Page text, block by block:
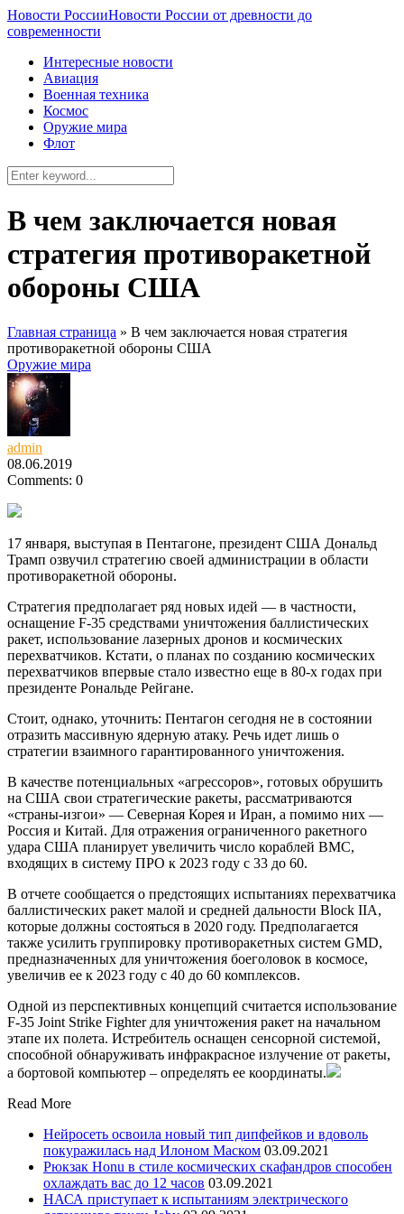
Новости РоссииНовости России от древности до
современности
Интересные новости
Авиация
Военная техника
Космос
Оружие мира
Флот
В чем заключается новая
стратегия противоракетной
обороны США
Главная страница » В чем заключается новая стратегия
противоракетной обороны США
Оружие мира
admin
08.06.2019
Comments: 0
17 января, выступая в Пентагоне, президент США Дональд
Трамп озвучил стратегию своей администрации в области
противоракетной обороны.
Стратегия предполагает ряд новых идей — в частности,
оснащение F-35 средствами уничтожения баллистических
ракет, использование лазерных дронов и космических
перехватчиков. Кстати, о планах по созданию космических
перехватчиков впервые стало известно еще в 80-х годах при
президенте Рональде Рейгане.
Стоит, однако, уточнить: Пентагон сегодня не в состоянии
отразить массивную ядерную атаку. Речь идет лишь о
стратегии взаимного гарантированного уничтожения.
В качестве потенциальных «агрессоров», готовых обрушить
на США свои стратегические ракеты, рассматриваются
«страны-изгои» — Северная Корея и Иран, а помимо них —
Россия и Китай. Для отражения ограниченного ракетного
удара США планирует увеличить число кораблей ВМС,
входящих в систему ПРО к 2023 году с 33 до 60.
В отчете сообщается о предстоящих испытаниях перехватчика
баллистических ракет малой и средней дальности Block IIA,
которые должны состояться в 2020 году. Предполагается
также усилить группировку противоракетных систем GMD,
предназначенных для уничтожения боеголовок в космосе,
увеличив ее к 2023 году с 40 до 60 комплексов.
Одной из перспективных концепций считается использование
F-35 Joint Strike Fighter для уничтожения ракет на начальном
этапе их полета. Истребитель оснащен сенсорной системой,
способной обнаруживать инфракрасное излучение от ракеты,
а бортовой компьютер – определять ее координаты.
Read More
Нейросеть освоила новый тип дипфейков и вдоволь
покуражилась над Илоном Маском 03.09.2021
Рюкзак Honu в стиле космических скафандров способен
охлаждать вас до 12 часов 03.09.2021
НАСА приступает к испытаниям электрического